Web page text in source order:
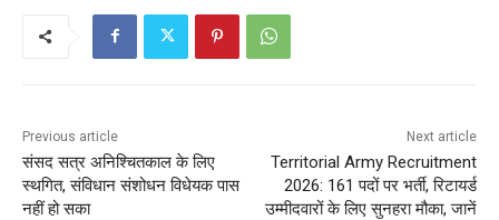
Previous article
संसद सत्र अनिश्चितकाल के लिए
स्थगित, संविधान संशोधन विधेयक पास
नहीं हो सका
Next article
Territorial Army Recruitment
2026: 161 पदों पर भर्ती, रिटायर्ड
उम्मीदवारों के लिए सुनहरा मौका, जानें